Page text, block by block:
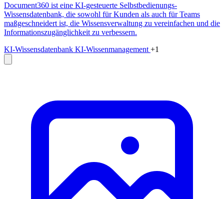
Document360 ist eine KI-gesteuerte Selbstbedienungs-
Wissensdatenbank, die sowohl für Kunden als auch für Teams
maßgeschneidert ist, die Wissensverwaltung zu vereinfachen und die
Informationszugänglichkeit zu verbessern.
KI-Wissensdatenbank KI-Wissenmanagement +1